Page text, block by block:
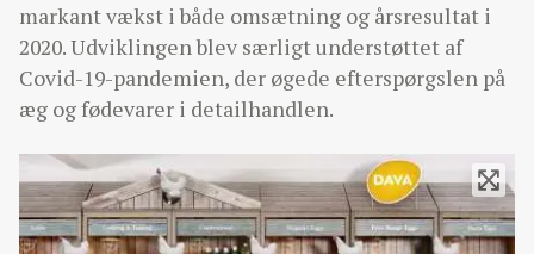
markant vækst i både omsætning og årsresultat i
2020. Udviklingen blev særligt understøttet af
Covid-19-pandemien, der øgede efterspørgslen på
æg og fødevarer i detailhandlen.